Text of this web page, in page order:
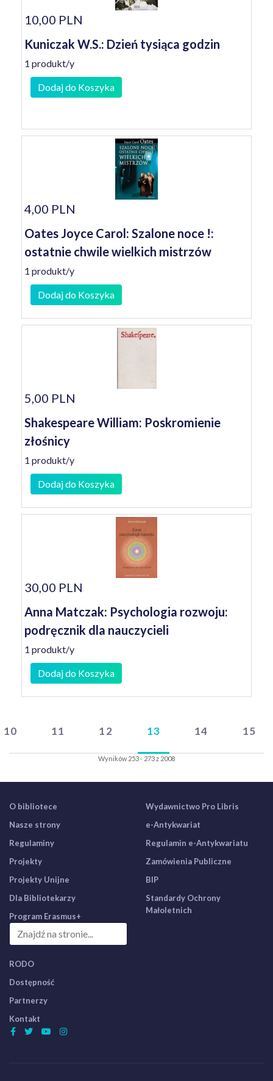
10,00 PLN
Kuniczak W.S.: Dzień tysiąca godzin
1 produkt/y
Dodaj do Koszyka
4,00 PLN
Oates Joyce Carol: Szalone noce !:
ostatnie chwile wielkich mistrzów
1 produkt/y
Dodaj do Koszyka
5,00 PLN
Shakespeare William: Poskromienie
złośnicy
1 produkt/y
Dodaj do Koszyka
30,00 PLN
Anna Matczak: Psychologia rozwoju:
podręcznik dla nauczycieli
1 produkt/y
Dodaj do Koszyka
10 11 12 13 14 15
Wyników 253 - 273 z 2008
O bibliotece
Nasze strony
Regulaminy
Projekty
Projekty Unijne
Dla Bibliotekarzy
Program Erasmus+
Wydawnictwo Pro Libris
e-Antykwariat
Regulamin e-Antykwariatu
Zamówienia Publiczne
BIP
Standardy Ochrony
Małoletnich
RODO
Dostępność
Partnerzy
Kontakt